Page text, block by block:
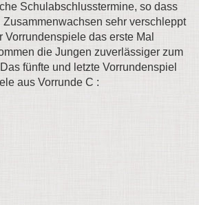
Schulabschlusstermine, so dass
sehr verschleppt
das erste Mal
die Jungen zuverlässiger zum
fünfte und letzte Vorrundenspiel
aus Vorrunde C :